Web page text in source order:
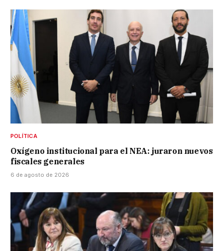
POLÍTICA
Oxígeno institucional para el NEA: juraron nuevos
fiscales generales
6 de agosto de 2026